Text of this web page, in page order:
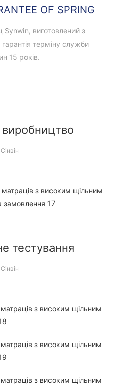
OF SPRING
виготовлений з
терміну служби
15 років.
Сінвін
тестування
Сінвін